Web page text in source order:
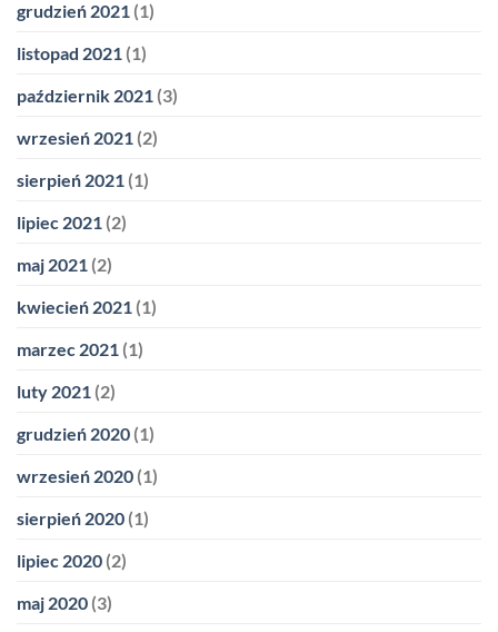
grudzień 2021 (1)
listopad 2021 (1)
październik 2021 (3)
wrzesień 2021 (2)
sierpień 2021 (1)
lipiec 2021 (2)
maj 2021 (2)
kwiecień 2021 (1)
marzec 2021 (1)
luty 2021 (2)
grudzień 2020 (1)
wrzesień 2020 (1)
sierpień 2020 (1)
lipiec 2020 (2)
maj 2020 (3)